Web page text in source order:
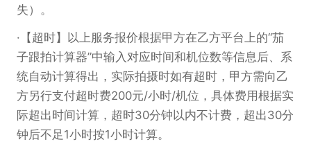
失）。
【超时】以上服务报价根据甲方在乙方平台上的“茄
子跟拍计算器”中输入对应时间和机位数等信息后、系
统自动计算得出，实际拍摄时如有超时，甲方需向乙
方另行支付超时费200元/小时/机位，具体费用根据实
际超出时间计算，超时30分钟以内不计费，超出30分
钟后不足1小时按1小时计算。